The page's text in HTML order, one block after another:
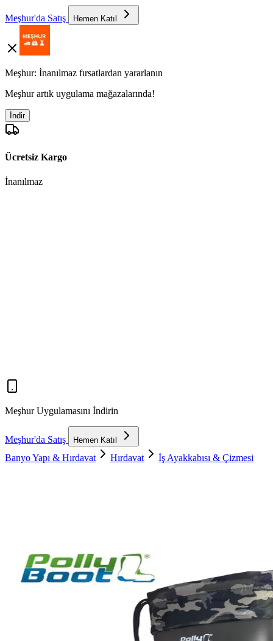
Meşhur'da Satış Hemen Katıl
Meşhur: İnanılmaz fırsatlardan yararlanın
Meşhur artık uygulama mağazalarında!
İndir
Ücretsiz Kargo
İnanılmaz
Meşhur Uygulamasını İndirin
Meşhur'da Satış Hemen Katıl
Banyo Yapı & Hırdavat Hırdavat İş Ayakkabısı & Çizmesi